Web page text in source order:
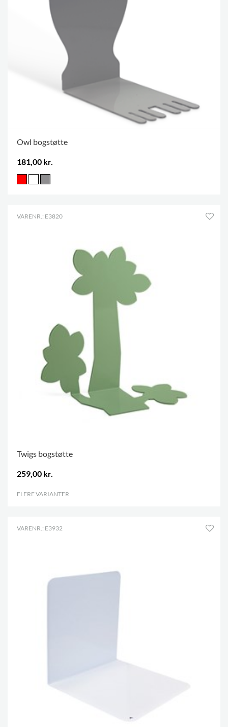
Owl bogstøtte
181,00 kr.
VARENR.: E3820
Twigs bogstøtte
259,00 kr.
FLERE VARIANTER
VARENR.: E3932